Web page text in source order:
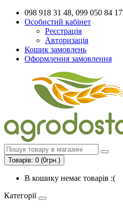
098 918 31 48, 099 050 84 17
Особистий кабінет
Реєстрація
Авторизація
Кошик замовлень
Оформлення замовлення
Товарів: 0 (0грн.)
В кошику немає товарів :(
Категорії